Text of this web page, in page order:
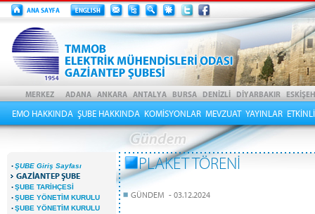
EMO HAKKINDA ŞUBE HAKKINDA KOMİSYONLAR MEVZUAT YAYINLAR
·ŞUBE Giriş Sayfası
GAZİANTEP ŞUBE
·ŞUBE TARİHÇESİ
·ŞUBE YÖNETİM KURULU
·ŞUBE YÖNETİM KURULU
PLAKET TÖRENİ
GÜNDEM - 03.12.2024